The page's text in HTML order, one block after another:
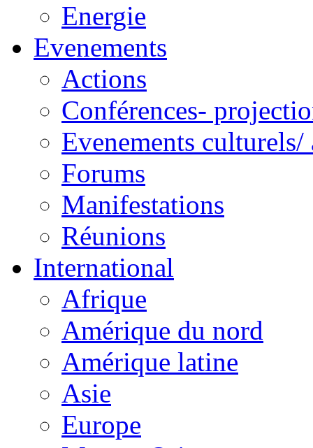
Energie
Evenements
Actions
Conférences-
Evenements culturels/
Forums
Manifestations
Réunions
International
Afrique
Amérique du nord
Amérique latine
Asie
Europe